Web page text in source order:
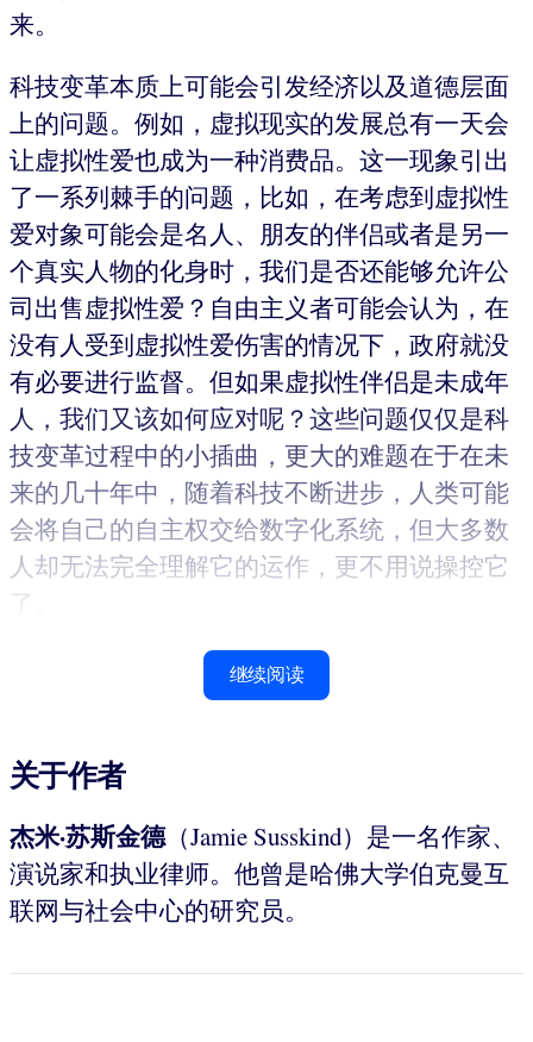
来。
科技变革本质上可能会引发经济以及道德层面
上的问题。例如，虚拟现实的发展总有一天会
让虚拟性爱也成为一种消费品。这一现象引出
了一系列棘手的问题，比如，在考虑到虚拟性
爱对象可能会是名人、朋友的伴侣或者是另一
个真实人物的化身时，我们是否还能够允许公
司出售虚拟性爱？自由主义者可能会认为，在
没有人受到虚拟性爱伤害的情况下，政府就没
有必要进行监督。但如果虚拟性伴侣是未成年
人，我们又该如何应对呢？这些问题仅仅是科
技变革过程中的小插曲，更大的难题在于在未
来的几十年中，随着科技不断进步，人类可能
会将自己的自主权交给数字化系统，但大多数
人却无法完全理解它的运作，更不用说操控它
了。
继续阅读
关于作者
杰米·苏斯金德（Jamie Susskind）是一名作家、
演说家和执业律师。他曾是哈佛大学伯克曼互
联网与社会中心的研究员。